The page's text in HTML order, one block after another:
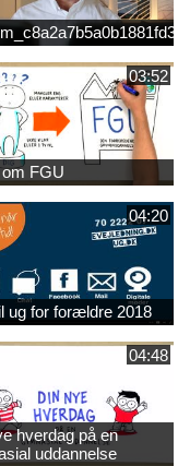
03:52
FGU
04:20
ug for forældre 2018
04:48
hverdag på en
uddannelse